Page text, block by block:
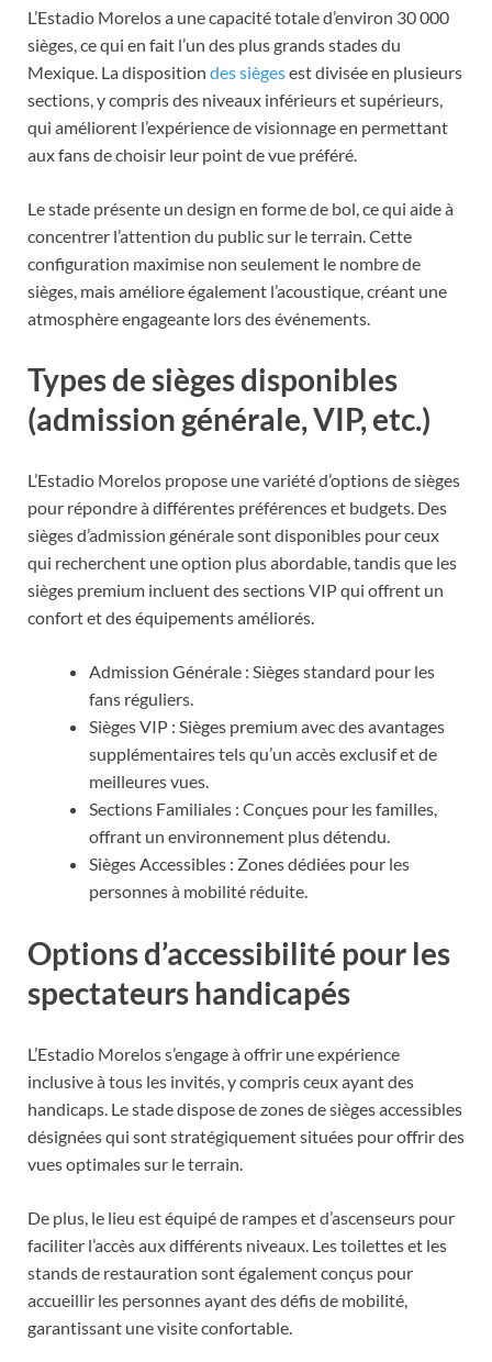
L’Estadio Morelos a une capacité totale d’environ 30 000
sièges, ce qui en fait l’un des plus grands stades du
Mexique. La disposition des siègesest divisée en plusieurs
sections, y compris des niveaux inférieurs et supérieurs,
qui améliorent l’expérience de visionnage en permettant
aux fans de choisir leur point de vue préféré.
Le stade présente un design en forme de bol, ce qui aide à
concentrer l’attention du public sur le terrain. Cette
configuration maximise non seulement le nombre de
sièges, mais améliore également l’acoustique, créant une
atmosphère engageante lors des événements.
Types de sièges disponibles
(admission générale, VIP, etc.)
L’Estadio Morelos propose une variété d’options de sièges
pour répondre à différentes préférences et budgets. Des
sièges d’admission générale sont disponibles pour ceux
qui recherchent une option plus abordable, tandis que les
sièges premium incluent des sections VIP qui offrent un
confort et des équipements améliorés.
Admission Générale : Sièges standard pour les
fans réguliers.
Sièges VIP : Sièges premium avec des avantages
supplémentaires tels qu’un accès exclusif et de
meilleures vues.
Sections Familiales : Conçues pour les familles,
offrant un environnement plus détendu.
Sièges Accessibles : Zones dédiées pour les
personnes à mobilité réduite.
Options d’accessibilité pour les
spectateurs handicapés
L’Estadio Morelos s’engage à offrir une expérience
inclusive à tous les invités, y compris ceux ayant des
handicaps. Le stade dispose de zones de sièges accessibles
désignées qui sont stratégiquement situées pour offrir des
vues optimales sur le terrain.
De plus, le lieu est équipé de rampes et d’ascenseurs pour
faciliter l’accès aux différents niveaux. Les toilettes et les
stands de restauration sont également conçus pour
accueillir les personnes ayant des défis de mobilité,
garantissant une visite confortable.